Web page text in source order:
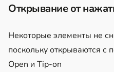
Открывание от
Некоторые элементы не
поскольку открываются
Open и Tip-on